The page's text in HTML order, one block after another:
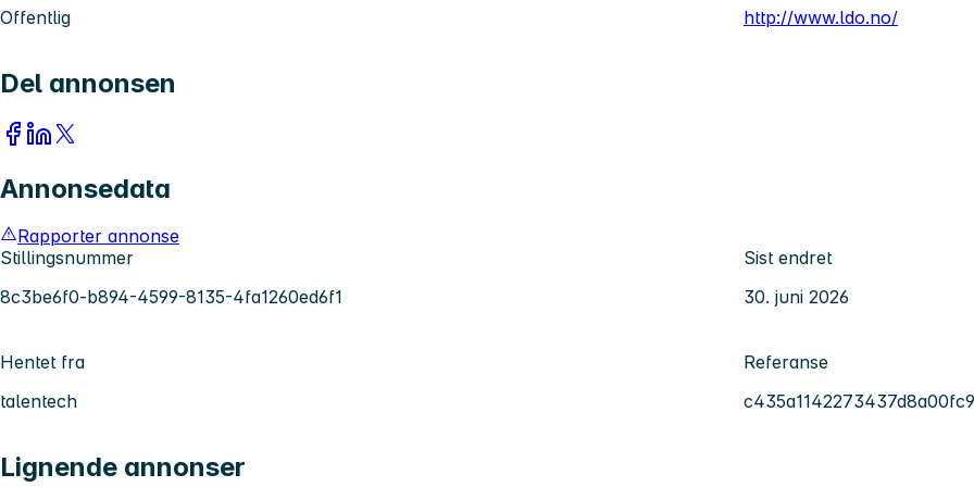
Offentlig
http://www.ldo.no/
Del annonsen
Annonsedata
Rapporter annonse
Stillingsnummer
8c3be6f0-b894-4599-8135-4fa1260ed6f1
Sist endret
30. juni 2026
Hentet fra
talentech
Referanse
Lignende annonser